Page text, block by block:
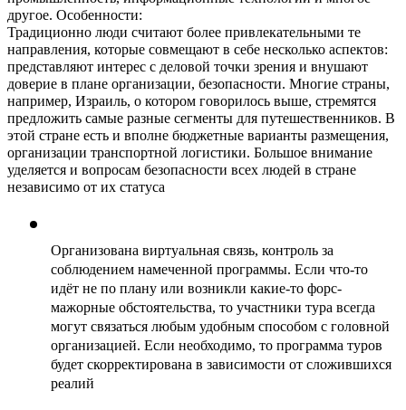
другое. Особенности:
Традиционно люди считают более привлекательными те
направления, которые совмещают в себе несколько аспектов:
представляют интерес с деловой точки зрения и внушают
доверие в плане организации, безопасности. Многие страны,
например, Израиль, о котором говорилось выше, стремятся
предложить самые разные сегменты для путешественников. В
этой стране есть и вполне бюджетные варианты размещения,
организации транспортной логистики. Большое внимание
уделяется и вопросам безопасности всех людей в стране
независимо от их статуса
Организована виртуальная связь, контроль за
соблюдением намеченной программы. Если что-то
идёт не по плану или возникли какие-то форс-
мажорные обстоятельства, то участники тура всегда
могут связаться любым удобным способом с головной
организацией. Если необходимо, то программа туров
будет скорректирована в зависимости от сложившихся
реалий